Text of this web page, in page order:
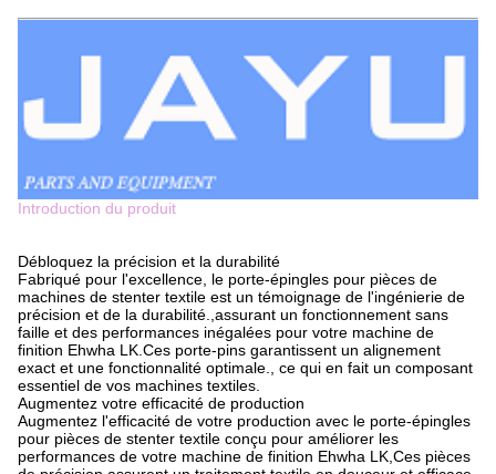
Introduction du produit
Débloquez la précision et la durabilité
Fabriqué pour l'excellence, le porte-épingles pour pièces de
machines de stenter textile est un témoignage de l'ingénierie de
précision et de la durabilité.,assurant un fonctionnement sans
faille et des performances inégalées pour votre machine de
finition Ehwha LK.Ces porte-pins garantissent un alignement
exact et une fonctionnalité optimale., ce qui en fait un composant
essentiel de vos machines textiles.
Augmentez votre efficacité de production
Augmentez l'efficacité de votre production avec le porte-épingles
pour pièces de stenter textile conçu pour améliorer les
performances de votre machine de finition Ehwha LK,Ces pièces